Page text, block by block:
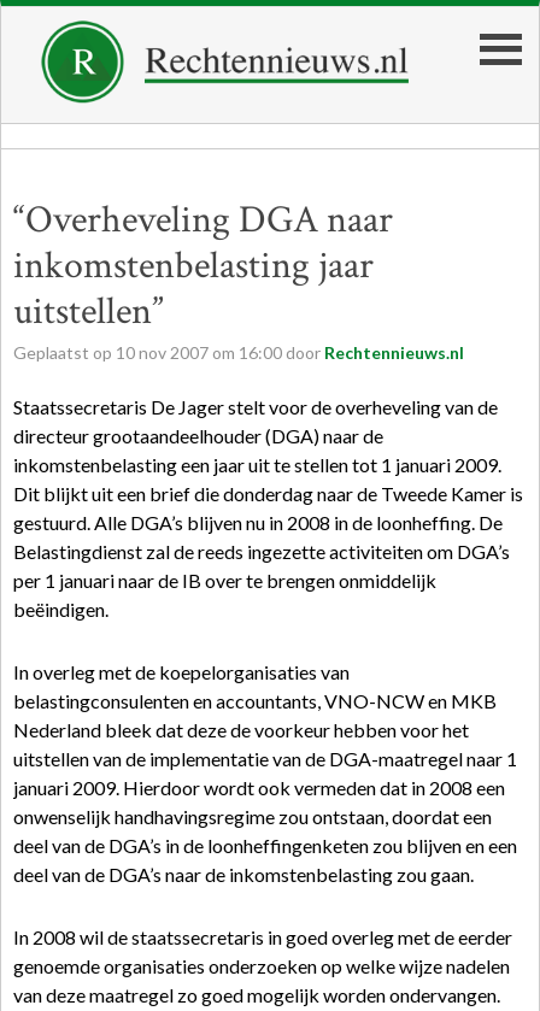
“Overheveling DGA naar
inkomstenbelasting jaar
uitstellen”
Geplaatst op 10nov 2007 om 16:00 door Rechtennieuws.nl
Staatssecretaris De Jager stelt voor de overheveling van de
directeur grootaandeelhouder (DGA) naar de
inkomstenbelasting een jaar uit te stellen tot 1 januari 2009.
Dit blijkt uit een brief die donderdag naar de Tweede Kamer is
gestuurd. Alle DGA’s blijven nu in 2008 in de loonheffing. De
Belastingdienst zal de reeds ingezette activiteiten om DGA’s
per 1 januari naar de IB over te brengen onmiddelijk
beëindigen.
In overleg met de koepelorganisaties van
belastingconsulenten en accountants, VNO-NCW en MKB
Nederland bleek dat deze de voorkeur hebben voor het
uitstellen van de implementatie van de DGA-maatregel naar 1
januari 2009. Hierdoor wordt ook vermeden dat in 2008 een
onwenselijk handhavingsregime zou ontstaan, doordat een
deel van de DGA’s in de loonheffingenketen zou blijven en een
deel van de DGA’s naar de inkomstenbelasting zou gaan.
In 2008 wil de staatssecretaris in goed overleg met de eerder
genoemde organisaties onderzoeken op welke wijze nadelen
van deze maatregel zo goed mogelijk worden ondervangen.